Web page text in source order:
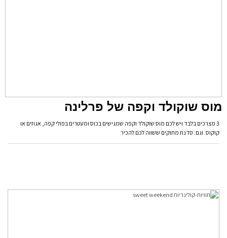
מוס שוקולד וקפה של פרלינה
3 מצרכים בלבד ויש לכם מוס שוקולד וקפה שמגישים בכוס ומעטרים בפולי קפה, אגוזים או
קוקוס. וגם: סדנת מתוקים ששווה לכם להכיר